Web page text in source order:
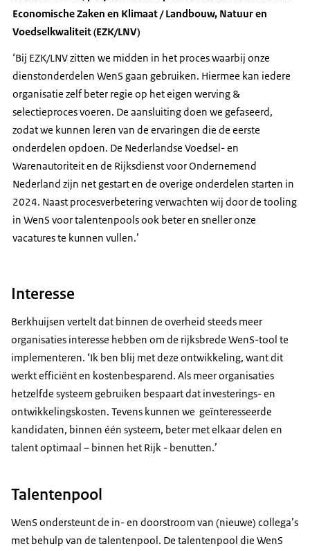
Economische Zaken en Klimaat / Landbouw, Natuur en
Voedselkwaliteit (EZK/LNV)
‘Bij EZK/LNV zitten we midden in het proces waarbij onze
dienstonderdelen WenS gaan gebruiken. Hiermee kan iedere
organisatie zelf beter regie op het eigen werving &
selectieproces voeren. De aansluiting doen we gefaseerd,
zodat we kunnen leren van de ervaringen die de eerste
onderdelen opdoen. De Nederlandse Voedsel- en
Warenautoriteit en de Rijksdienst voor Ondernemend
Nederland zijn net gestart en de overige onderdelen starten in
2024. Naast procesverbetering verwachten wij door de tooling
in WenS voor talentenpools ook beter en sneller onze
vacatures te kunnen vullen.’
Interesse
Berkhuijsen vertelt dat binnen de overheid steeds meer
organisaties interesse hebben om de rijksbrede WenS-tool te
implementeren. ‘Ik ben blij met deze ontwikkeling, want dit
werkt efficiënt en kostenbesparend. Als meer organisaties
hetzelfde systeem gebruiken bespaart dat investerings- en
ontwikkelingskosten. Tevens kunnen we geïnteresseerde
kandidaten, binnen één systeem, beter met elkaar delen en
talent optimaal – binnen het Rijk - benutten.’
Talentenpool
WenS ondersteunt de in- en doorstroom van (nieuwe) collega’s
met behulp van de talentenpool. De talentenpool die WenS